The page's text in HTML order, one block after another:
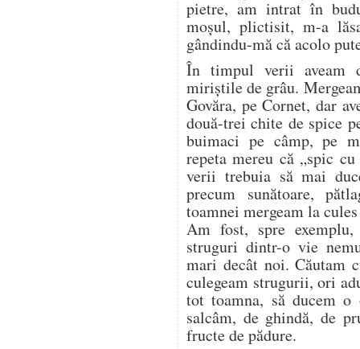
pietre, am intrat în
moșul, plictisit, m-a
gândindu-mă că acolo
În timpul verii aveam
miriștile de grâu.
Govăra, pe Cornet, dar
două-trei chite de spice
buimaci pe câmp, pe
repeta mereu că „spic
verii trebuia să mai
precum sunătoare,
toamnei mergeam la
Am fost, spre
struguri dintr-o vie
mari decât noi. Căutam
culegeam strugurii, ori
tot toamna, să ducem o
salcâm, de ghindă, de
fructe de pădure.